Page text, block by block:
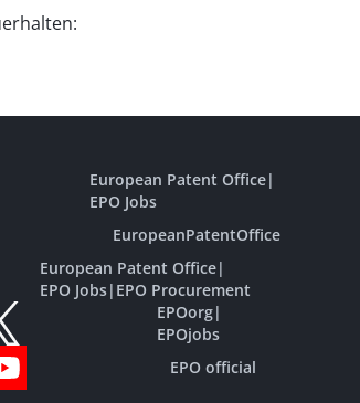
European Patent Office|
EPO Jobs
EuropeanPatentOffice
European Patent Office|
EPO Jobs| EPO Procurement
EPOorg|
EPOjobs
EPO official